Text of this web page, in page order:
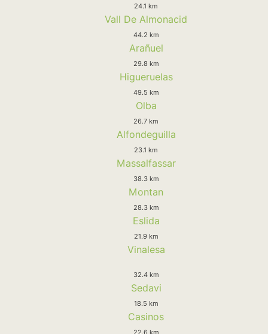
24.1 km
Vall De Almonacid
44.2 km
Arañuel
29.8 km
Higueruelas
49.5 km
Olba
26.7 km
Alfondeguilla
23.1 km
Massalfassar
38.3 km
Montan
28.3 km
Eslida
21.9 km
Vinalesa
32.4 km
Sedavi
18.5 km
Casinos
22.6 km